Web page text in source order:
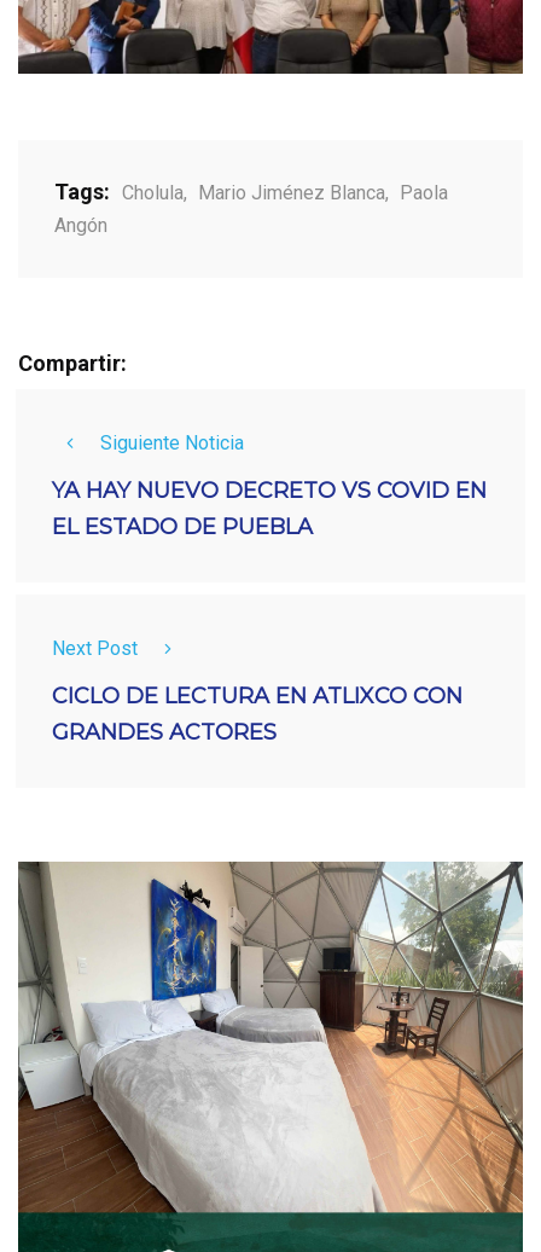
Tags: Cholula, Mario Jiménez Blanca, Paola
Angón
Compartir:
Siguiente Noticia
YA HAY NUEVO DECRETO VS COVID EN
EL ESTADO DE PUEBLA
Next Post
CICLO DE LECTURA EN ATLIXCO CON
GRANDES ACTORES